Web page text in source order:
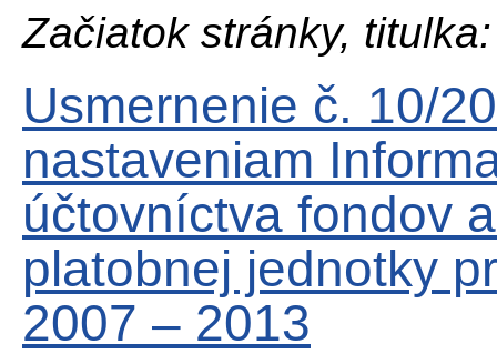
Začiatok stránky, titulka:
Usmernenie č. 10/
nastaveniam
účtovníctva fondov
platobnej jednotky
2007 – 2013